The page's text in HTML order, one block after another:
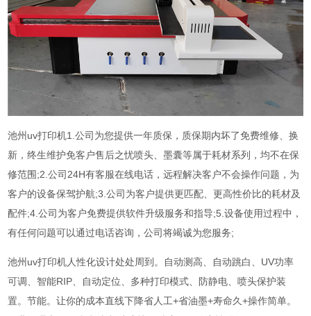
池州uv打印机1.公司为您提供一年质保，质保期内坏了免费维修、换
新，终生维护免客户售后之忧喷头、墨囊等属于耗材系列，均不在保
修范围;2.公司24H有客服在线电话，远程解决客户不会操作问题，为
客户的设备保驾护航;3.公司为客户提供更匹配、更高性价比的耗材及
配件;4.公司为客户免费提供软件升级服务和指导;5.设备使用过程中，
有任何问题可以通过电话咨询，公司将竭诚为您服务;
池州uv打印机人性化设计处处周到。自动测高、自动跳白、UV功率
可调、智能RIP、自动定位、多种打印模式、防静电、喷头保护装
置。节能。让你的成本直线下降省人工+省油墨+寿命久+操作简单。